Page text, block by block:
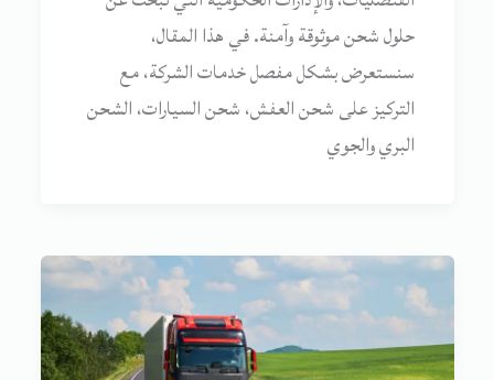
حلول شحن موثوقة وآمنة. في هذا المقال،
سنستعرض بشكل مفصل خدمات الشركة، مع
التركيز على شحن العفش، شحن السيارات، الشحن
البري والجوي